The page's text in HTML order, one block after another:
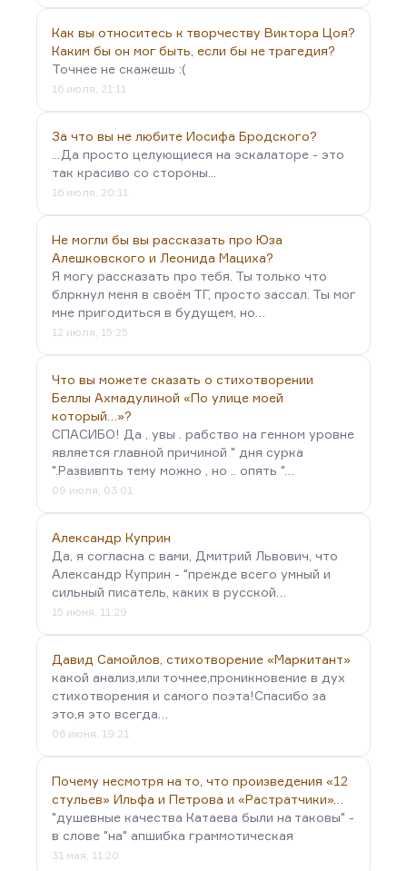
Как вы относитесь к творчеству Виктора Цоя?
Каким бы он мог быть, если бы не трагедия?
Точнее не скажешь :(
16 июля, 21:11
За что вы не любите Иосифа Бродского?
...Да просто целующиеся на эскалаторе - это
так красиво со стороны...
16 июля, 20:11
Не могли бы вы рассказать про Юза
Алешковского и Леонида Мациха?
Я могу рассказать про тебя. Ты только что
блркнул меня в своём ТГ, просто зассал. Ты мог
мне пригодиться в будущем, но…
12 июля, 15:25
Что вы можете сказать о стихотворении
Беллы Ахмадулиной «По улице моей
который…»?
СПАСИБО! Да , увы . рабство на генном уровне
является главной причиной " дня сурка
".Развивпть тему можно , но .. опять "…
09 июля, 03:01
Александр Куприн
Да, я согласна с вами, Дмитрий Львович, что
Александр Куприн - "прежде всего умный и
сильный писатель, каких в русской…
15 июня, 11:29
Давид Самойлов, стихотворение «Маркитант»
какой анализ,или точнее,проникновение в дух
стихотворения и самого поэта!Спасибо за
это,я это всегда…
06 июня, 19:21
Почему несмотря на то, что произведения «12
стульев» Ильфа и Петрова и «Растратчики»…
"душевные качества Катаева были на таковы" -
в слове "на" апшибка граммотическая
31 мая, 11:20